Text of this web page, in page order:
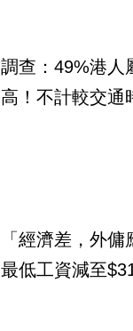
調查：49%港人
高！不計較交通
「經濟差，外
最低工資減至